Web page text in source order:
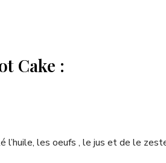
Cake :
l’huile, les oeufs , le jus et de le